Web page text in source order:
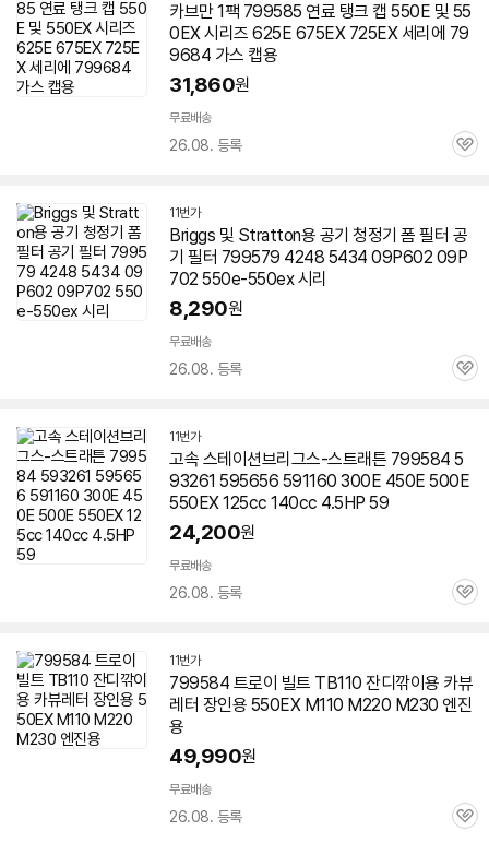
카브만 1팩 799585 연료 탱크 캡 550E 및 55
0EX시리즈 625E 675EX 725EX 세리에 79
9684 가스 캡용
31,860원
무료배송
26.08. 등록
관
11번가
Briggs 및 Stratton용 공기 청정기 폼 필터 공
기 필터 799579 4248 5434 09P602 09P
702 550e-550ex 시리
8,290원
무료배송
26.08. 등록
관
11번가
고속 스테이션브리그스-스트래튼 799584 5
93261 595656 591160 300E 450E 500E
550EX125cc 140cc 4.5HP 59
24,200원
무료배송
26.08. 등록
관
11번가
799584 트로이 빌트 TB110 잔디깎이용 카뷰
레터 장인용 550EXM110 M220 M230 엔진
용
49,990원
무료배송
26.08. 등록
관